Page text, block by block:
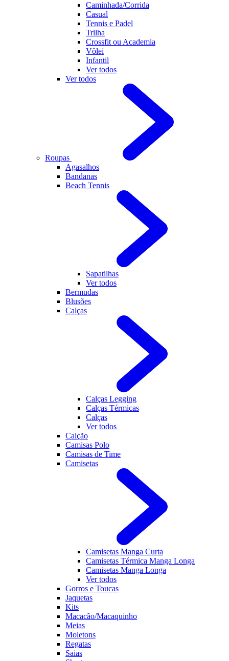
Caminhada/Corrida
Casual
Tennis e Padel
Trilha
Crossfit ou Academia
Vôlei
Infantil
Ver todos
Ver todos
Roupas
Agasalhos
Bandanas
Beach Tennis
Sapatilhas
Ver todos
Bermudas
Blusões
Calças
Calças Legging
Calças Térmicas
Calças
Ver todos
Calção
Camisas Polo
Camisas de Time
Camisetas
Camisetas Manga Curta
Camisetas Térmica Manga Longa
Camisetas Manga Longa
Ver todos
Gorros e Toucas
Jaquetas
Kits
Macacão/Macaquinho
Meias
Moletons
Regatas
Saias